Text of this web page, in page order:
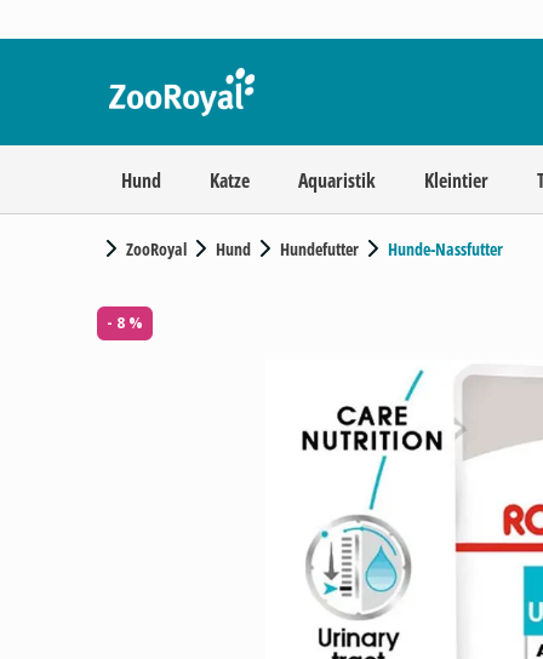
Hund Katze Aquaristik Kleintier
ZooRoyal Hund Hundefutter Hunde-Nassfutter
- 8 %